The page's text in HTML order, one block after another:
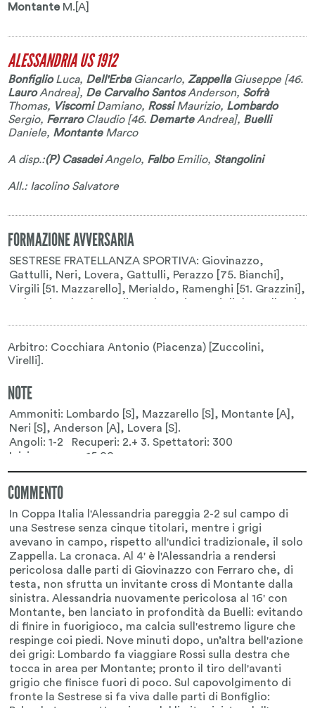
MontanteM.[A]
ALESSANDRIA US 1912
BonfiglioLuca, Dell'ErbaGiancarlo, ZappellaGiuseppe[46.
LauroAndrea], De Carvalho SantosAnderson, Sofrà
Thomas, ViscomiDamiano, RossiMaurizio, Lombardo
Sergio, FerraroClaudio[46. DemarteAndrea], Buelli
Daniele, MontanteMarco
A disp.:(P) CasadeiAngelo, FalboEmilio, Stangolini
All.: Iacolino Salvatore
FORMAZIONE AVVERSARIA
Arbitro: Cocchiara Antonio (Piacenza) [Zuccolini,
Virelli].
NOTE
COMMENTO